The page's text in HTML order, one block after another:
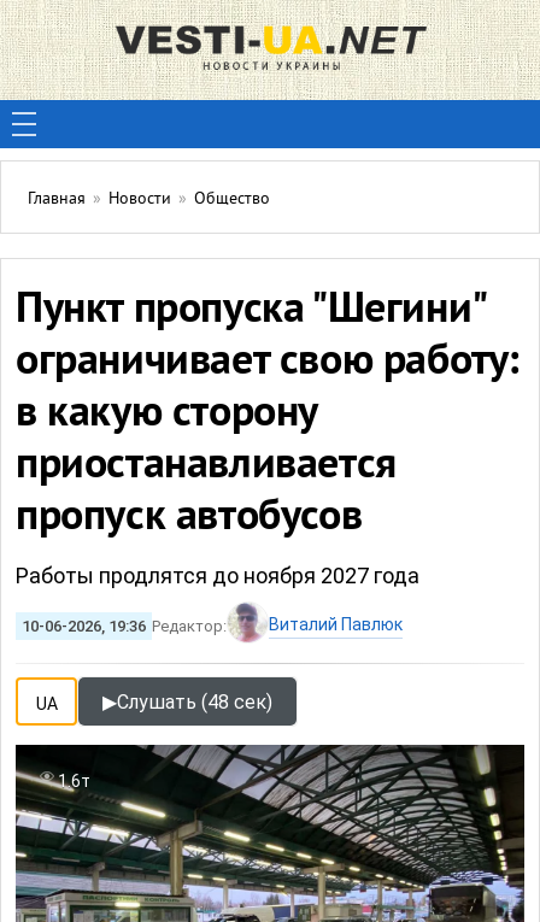
Главная » Новости » Общество
Пункт пропуска "Шегини"
ограничивает свою работу:
в какую сторону
приостанавливается
пропуск автобусов
Работы продлятся до ноября 2027 года
10-06-2026, 19:36 Редактор: Виталий Павлюк
UA ▶Слушать (48 сек)
1.6т